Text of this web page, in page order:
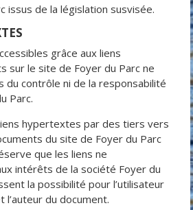
issus de la législation susvisée.
grâce aux liens
sur le site de Foyer du Parc ne
du contrôle ni de la responsabilité
Parc.
hypertextes par des tiers vers
du site de Foyer du Parc
que les liens ne
intérêts de la société Foyer du
la possibilité pour l’utilisateur
l’auteur du document.